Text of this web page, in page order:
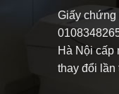
Giấy chứng
Hà Nội cấp
thay đổi lần